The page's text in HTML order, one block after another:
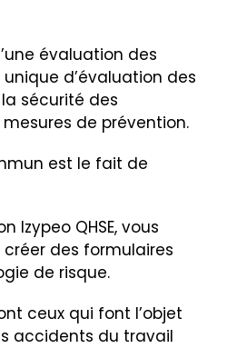
évaluation des
d’évaluation des
sécurité des
de prévention.
est le fait de
Izypeo QHSE, vous
des formulaires
de risque.
ceux qui font l’objet
accidents du travail